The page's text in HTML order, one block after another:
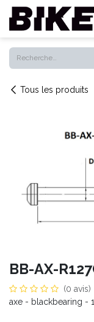
Se rendre au contenu
Tous les produits
BB-AX-
(0 avis)
axe - blackbearing -